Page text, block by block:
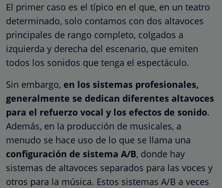
El primer caso es el típico en el que, en un teatro
determinado, solo contamos con dos altavoces
principales de rango completo, colgados a
izquierda y derecha del escenario, que emiten
todos los sonidos que tenga el espectáculo.
Sin embargo, en los sistemas profesionales,
generalmente se dedican diferentes altavoces
para el refuerzo vocal y los efectos de sonido.
Además, en la producción de musicales, a
menudo se hace uso de lo que se llama una
configuración de sistema A/B, donde hay
sistemas de altavoces separados para las voces y
otros para la música. Estos sistemas A/B a veces